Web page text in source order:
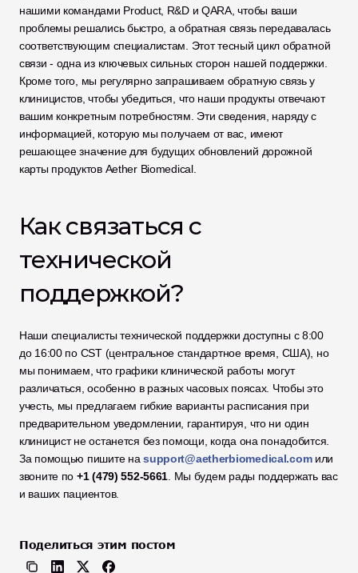
нашими командами Product, R&D и QARA, чтобы ваши
проблемы решались быстро, а обратная связь передавалась
соответствующим специалистам. Этот тесный цикл обратной
связи - одна из ключевых сильных сторон нашей поддержки.
Кроме того, мы регулярно запрашиваем обратную связь у
клиницистов, чтобы убедиться, что наши продукты отвечают
вашим конкретным потребностям. Эти сведения, наряду с
информацией, которую мы получаем от вас, имеют
решающее значение для будущих обновлений дорожной
карты продуктов Aether Biomedical.
Как связаться с
технической
поддержкой?
Наши специалисты технической поддержки доступны с 8:00
до 16:00 по CST (центральное стандартное время, США), но
мы понимаем, что графики клинической работы могут
различаться, особенно в разных часовых поясах. Чтобы это
учесть, мы предлагаем гибкие варианты расписания при
предварительном уведомлении, гарантируя, что ни один
клиницист не останется без помощи, когда она понадобится.
За помощью пишите на support@aetherbiomedical.com или
звоните по +1 (479) 552-5661 . Мы будем рады поддержать вас
и ваших пациентов.
Поделиться этим постом